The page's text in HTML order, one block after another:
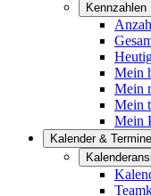
Kennzahlen
Mein
Mein
Mein
Mein
Kalender & Termine